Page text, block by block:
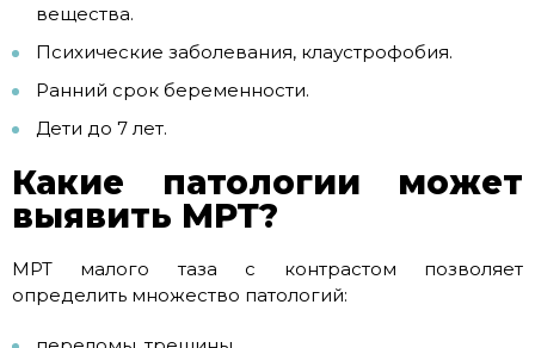
вещества.
Психические заболевания, клаустрофобия.
Ранний срок беременности.
Дети до 7 лет.
Какие патологии может
выявить МРТ?
МРТ малого таза с контрастом позволяет
определить множество патологий: